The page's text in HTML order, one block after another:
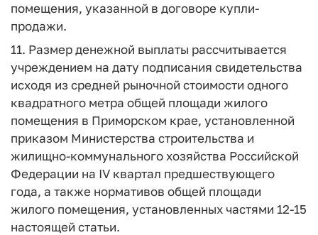
помещения, указанной в договоре купли-
продажи.
11. Размер денежной выплаты рассчитывается
учреждением на дату подписания свидетельства
исходя из средней рыночной стоимости одного
квадратного метра общей площади жилого
помещения в Приморском крае, установленной
приказом Министерства строительства и
жилищно-коммунального хозяйства Российской
Федерации на IV квартал предшествующего
года, а также нормативов общей площади
жилого помещения, установленных частями 12-15
настоящей статьи.